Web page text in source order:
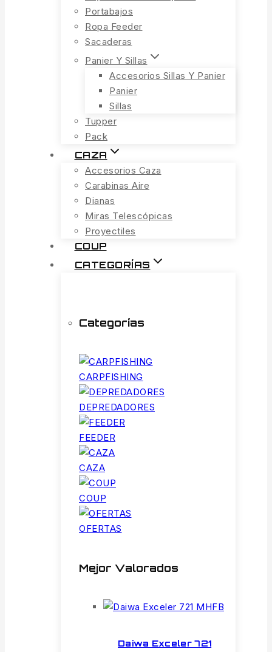
Portabajos
Ropa Feeder
Sacaderas
Panier Y Sillas
Accesorios Sillas Y Panier
Panier
Sillas
Tupper
Pack
CAZA
Accesorios Caza
Carabinas Aire
Dianas
Miras Telescópicas
Proyectiles
COUP
CATEGORÍAS
Categorías
CARPFISHING
DEPREDADORES
FEEDER
CAZA
COUP
OFERTAS
Mejor Valorados
Daiwa Exceler 721